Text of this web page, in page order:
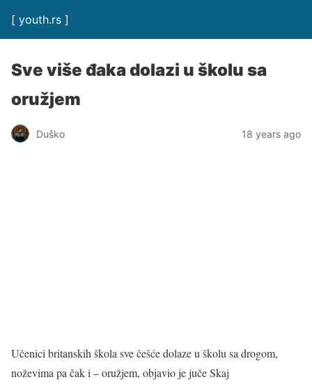
[ youth.rs ]
Sve više đaka dolazi u školu sa
oružjem
Duško 18 years ago
Učenici britanskih škola sve češće dolaze u školu sa drogom,
noževima pa čak i – oružjem, objavio je juče Skaj